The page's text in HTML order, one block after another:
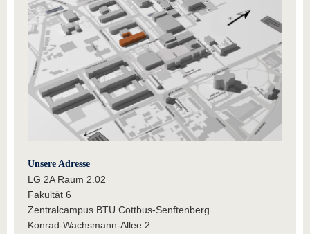
Unsere Adresse
LG 2A Raum 2.02
Fakultät 6
Zentralcampus BTU Cottbus-Senftenberg
Konrad-Wachsmann-Allee 2